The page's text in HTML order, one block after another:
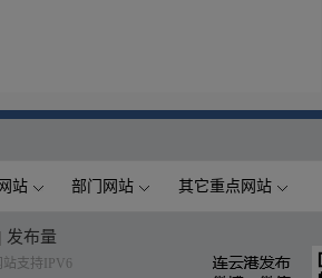
站 部门网站 其它重点网站
| 发布量
支持IPV6